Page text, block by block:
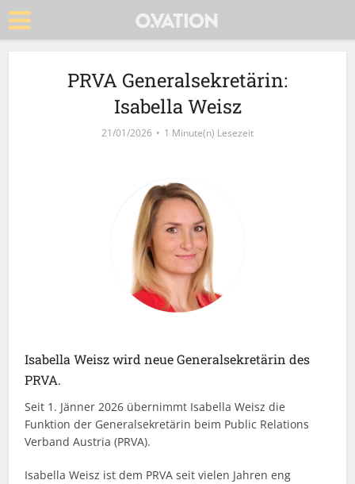
PRVA Generalsekretärin:
Isabella Weisz
21/01/2026 1 Minute(n) Lesezeit
Isabella Weisz wird neue Generalsekretärin des
PRVA.
Seit 1. Jänner 2026 übernimmt Isabella Weisz die
Funktion der Generalsekretärin beim Public Relations
Verband Austria (PRVA).
Isabella Weisz ist dem PRVA seit vielen Jahren eng